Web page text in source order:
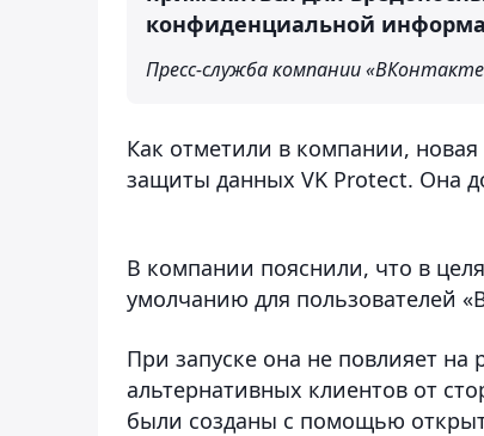
конфиденциальной
Пресс-служба компании
Как отметили в компании,
защиты данных VK Protect. Она
В компании пояснили, что в
умолчанию для пользователей
При запуске она не повлияет
альтернативных клиентов от
были созданы с помощью